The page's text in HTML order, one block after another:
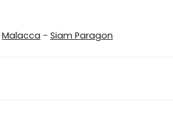
Malacca - Siam Paragon